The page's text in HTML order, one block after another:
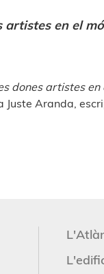
en el
dones artistes en
Juste Aranda,